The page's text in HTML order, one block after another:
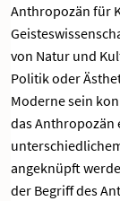
Anthropozän für
von Natur und
Politik oder
Moderne sein
das Anthropozän
angeknüpft
der Begriff des